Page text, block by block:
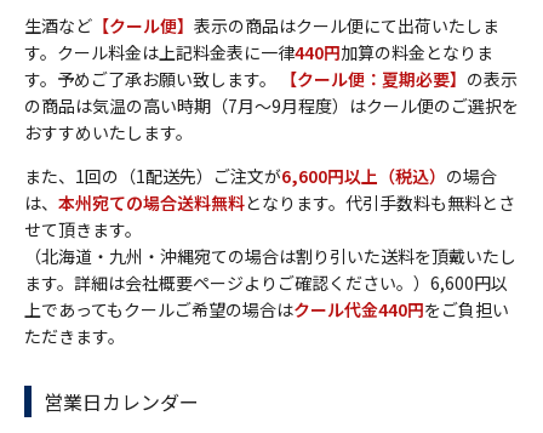
生酒など 【クール便】 表示の商品はクール便にて出荷いたしま
す。クール料金は上記料金表に一律440円加算の料金となりま
す。予めご了承お願い致します。
【クール便：夏期必要】 の表示
の商品は気温の高い時期（7月～9月程度）はクール便のご選択を
おすすめいたします。
また、1回の（1配送先）ご注文が6,600円以上（税込） の場合
は、 本州宛ての場合送料無料となります。代引手数料も無料とさ
せて頂きます。
（北海道・九州・沖縄宛ての場合は割り引いた送料を頂戴いたし
ます。詳細は会社概要ページよりご確認ください。）6,600円以
上であってもクールご希望の場合はクール代金440円をご負担い
ただきます。
営業日カレンダー